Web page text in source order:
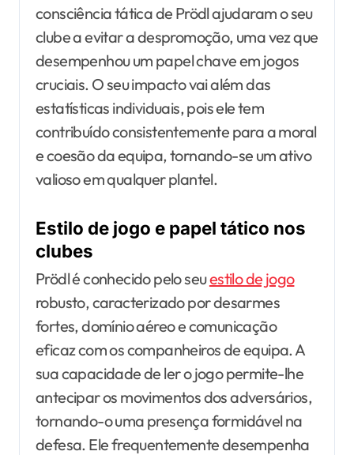
consciência tática de Prödl ajudaram o seu
clube a evitar a despromoção, uma vez que
desempenhou um papel chave em jogos
cruciais. O seu impacto vai além das
estatísticas individuais, pois ele tem
contribuído consistentemente para a moral
e coesão da equipa, tornando-se um ativo
valioso em qualquer plantel.
Estilo de jogo e papel tático nos
clubes
Prödl é conhecido pelo seuestilo de jogo
robusto, caracterizado por desarmes
fortes, domínio aéreo e comunicação
eficaz com os companheiros de equipa. A
sua capacidade de ler o jogo permite-lhe
antecipar os movimentos dos adversários,
tornando-o uma presença formidável na
defesa. Ele frequentemente desempenha